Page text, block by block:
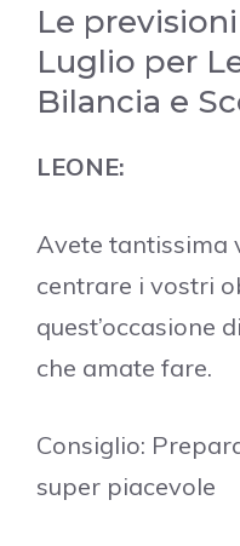
Le
Luglio per
Bilancia e
LEONE:
Avete tantissima
centrare i vostri
quest’occasione
che amate fare.
Consiglio:
super piacevole